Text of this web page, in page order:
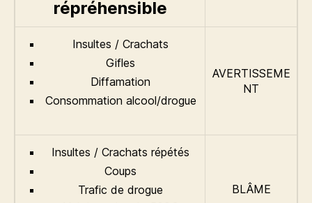
répréhensible
Insultes / Crachats
Gifles
Diffamation
Consommation alcool/drogue
AVERTISSEME
NT
Insultes / Crachats répétés
Coups
Trafic de drogue
BLÂME